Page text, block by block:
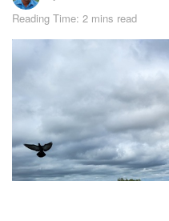
Reading Time: 2 mins read